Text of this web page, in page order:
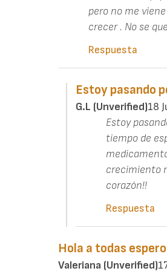
pero no me
crecer . No se
Respuesta
Estoy pasando
G.L (unverified)18
Estoy
tiempo de
crecimiento
corazón!!
Respuesta
Hola a todas
Valeriana (unverified)